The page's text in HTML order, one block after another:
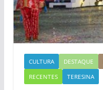
CULTURA DESTAQUE
RECENTES
TERESINA